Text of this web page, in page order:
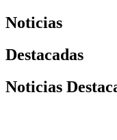
Noticias
Destacadas
Noticias